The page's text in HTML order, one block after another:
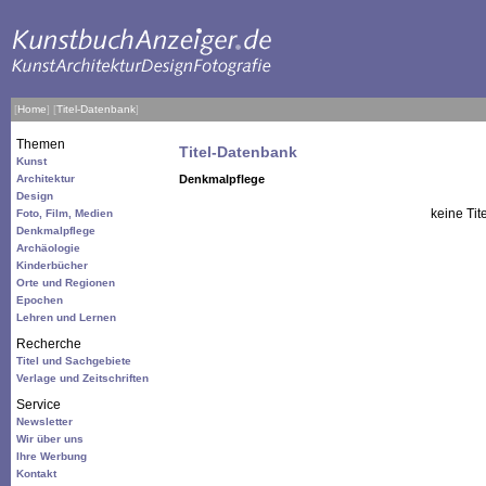
[Home] [Titel-Datenbank]
Themen
Kunst
Architektur
Design
Foto, Film, Medien
Denkmalpflege
Archäologie
Kinderbücher
Orte und Regionen
Epochen
Lehren und Lernen
Recherche
Titel und Sachgebiete
Verlage und Zeitschriften
Service
Newsletter
Wir über uns
Ihre Werbung
Kontakt
Titel-Datenbank
Denkmalpflege
keine